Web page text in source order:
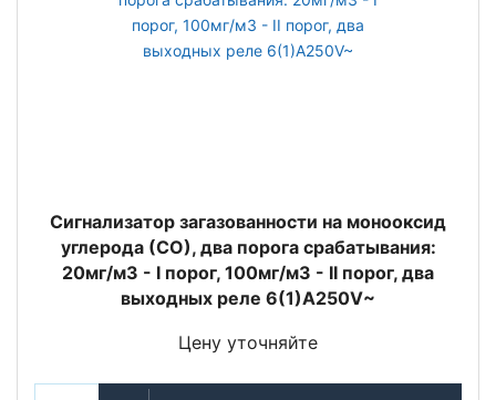
Сигнализатор загазованности на монооксид
углерода (СО), два порога срабатывания:
20мг/м3 - I порог, 100мг/м3 - II порог, два
выходных реле 6(1)А250V~
Цену уточняйте